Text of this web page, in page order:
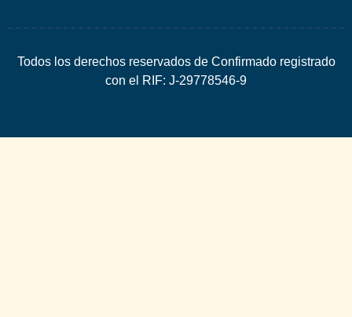
Todos los derechos reservados de Confirmado registrado
con el RIF: J-29778546-9